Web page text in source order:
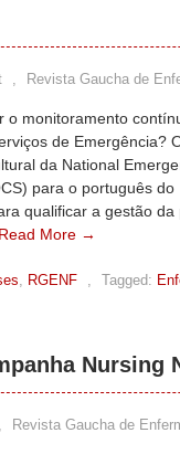
, Revista Gaucha de
o monitoramento
de Emergência?
da National
para o português
qualificar a gestão
Read More →
, RGENF , Tagged:
Nursing
, Revista Gaucha de